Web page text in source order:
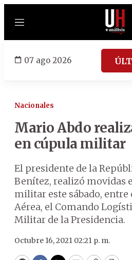
Menú
07 ago 2026
Nacionales
Mario Abdo
en cúpula militar
El presidente de la
Benítez, realizó movidas
militar este sábado, entre
Aérea, el Comando
Militar de la Presidencia.
Octubre 16, 2021 02:21 p. m.